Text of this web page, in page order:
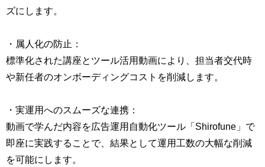
ズにします。
・属人化の防止：
標準化された講座とツール活用動画により、担当者交代時
や新任者のオンボーディングコストを削減します。
・実運用へのスムーズな連携：
動画で学んだ内容を広告運用自動化ツール「Shirofune」で
即座に実践することで、結果として運用工数の大幅な削減
を可能にします。